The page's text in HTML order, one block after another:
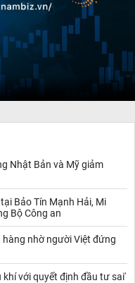
Nhật Bản và Mỹ giảm
Bảo Tín Mạnh Hải, Mi
Bộ Công an
nhờ người Việt đứng
với quyết định đầu tư sai'